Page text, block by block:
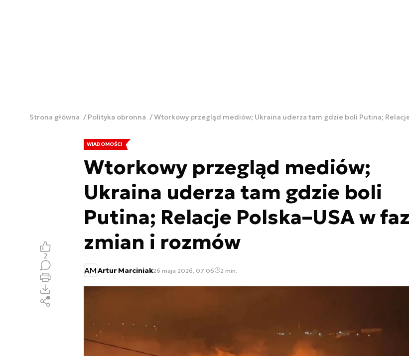
Strona główna Polityka obronna Wtorkowy przegląd mediów; Ukraina uderza tam gdzie boli Putina;
WIADOMOŚCI
Wtorkowy przegląd mediów;
Ukraina uderza tam gdzie boli
Putina; Relacje Polska–USA w
zmian i rozmów
AMArtur Marciniak26 maja 2026, 07:06 2 min.
2